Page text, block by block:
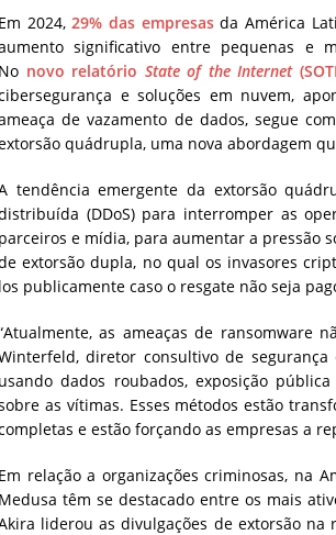
Em 2024,29% das empresasda América
significativo entre pequenas e
No novo relatório State of the Internet
e soluções em nuvem,
de vazamento de dados, segue
quádrupla, uma nova abordagem
tendência emergente da extorsão
(DDoS) para interromper as
parceiros e mídia, para aumentar a pressão
extorsão dupla, no qual os invasores
los publicamente caso o resgate não seja
as ameaças de ransomware
diretor consultivo de segurança
usando dados roubados, exposição
as vítimas. Esses métodos estão
e estão forçando as empresas a
Em relação a organizações criminosas, na
Medusa têm se destacado entre os mais
liderou as divulgações de extorsão